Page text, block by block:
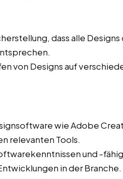
dass alle
von Designs auf
wie Adobe
relevanten Tools.
und -
in der Branche.